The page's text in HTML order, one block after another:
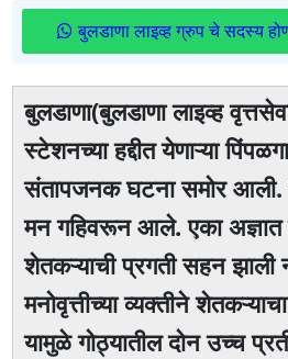
बुलडाणा लाइव्ह ग्रुप चे सदस्य
बुलडाणा(बुलडाणा लाइव्ह
स्टेशनच्या हद्दीत येणाऱ्या
संतापजनक घटना समोर
मन गहिवरून आले. एका अज्ञात
शेतकऱ्याची प्रगती सहन झाली
मनोवृत्तीच्या व्यक्तीने
यामुळे गोठ्यातील दोन उच्च